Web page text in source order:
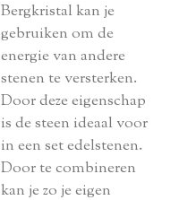
Bergkristal kan je
gebruiken om de
energie van andere
stenen te versterken.
Door deze eigenschap
is de steen ideaal voor
in een set edelstenen.
Door te combineren
kan je zo je eigen